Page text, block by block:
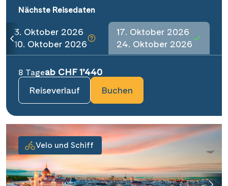
Nächste Reisedaten
3. Oktober 2026
10. Oktober 2026
17. Oktober 2026
24. Oktober 2026
8 Tageab CHF 1’440
Reiseverlauf
Buchen
Velo und Schiff